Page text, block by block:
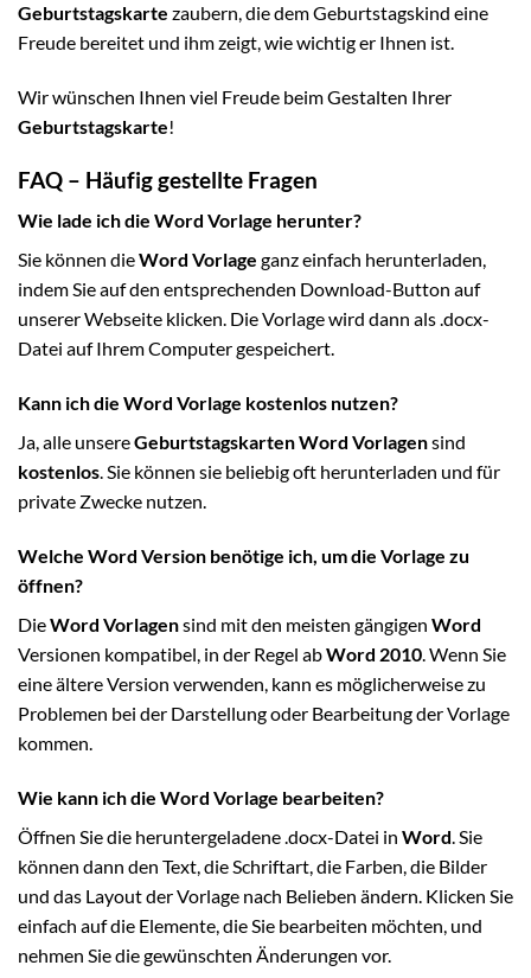
Geburtstagskarte zaubern, die dem Geburtstagskind eine
Freude bereitet und ihm zeigt, wie wichtig er Ihnen ist.
Wir wünschen Ihnen viel Freude beim Gestalten Ihrer
Geburtstagskarte!
FAQ – Häufig gestellte Fragen
Wie lade ich die Word Vorlage herunter?
Sie können dieWord Vorlage ganz einfach herunterladen,
indem Sie auf den entsprechenden Download-Button auf
unserer Webseite klicken. Die Vorlage wird dann als .docx-
Datei auf Ihrem Computer gespeichert.
Kann ich die Word Vorlage kostenlos nutzen?
Ja, alle unsereGeburtstagskarten Word Vorlagensind
kostenlos. Sie können sie beliebig oft herunterladen und für
private Zwecke nutzen.
Welche Word Version benötige ich, um die Vorlage zu
öffnen?
DieWord Vorlagensind mit den meisten gängigen Word
Versionen kompatibel, in der Regel abWord 2010. Wenn Sie
eine ältere Version verwenden, kann es möglicherweise zu
Problemen bei der Darstellung oder Bearbeitung der Vorlage
kommen.
Wie kann ich die Word Vorlage bearbeiten?
Öffnen Sie die heruntergeladene .docx-Datei in Word . Sie
können dann den Text, die Schriftart, die Farben, die Bilder
und das Layout der Vorlage nach Belieben ändern. Klicken Sie
einfach auf die Elemente, die Sie bearbeiten möchten, und
nehmen Sie die gewünschten Änderungen vor.